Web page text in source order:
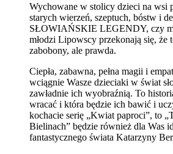
Wychowane w stolicy dzieci na wsi
starych wierzeń, szeptuch, bóstw i
SŁOWIAŃSKIE LEGENDY, czy
młodzi Lipowscy przekonają się, że
zabobony, ale prawda.
Ciepła, zabawna, pełna magii i
wciągnie Wasze dzieciaki w świat
zawładnie ich wyobraźnią. To
wracać i która będzie ich bawić i
kochacie serię „Kwiat paproci”, to
Bielinach” będzie również dla Was
fantastycznego świata Katarzyny